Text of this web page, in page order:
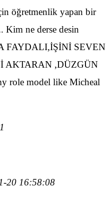
öğretmenlik yapan bir
Kim ne derse desin
FAYDALI,İŞİNİ SEVEN
AKTARAN ,DÜZGÜN
role model like Micheal
20 16:58:08